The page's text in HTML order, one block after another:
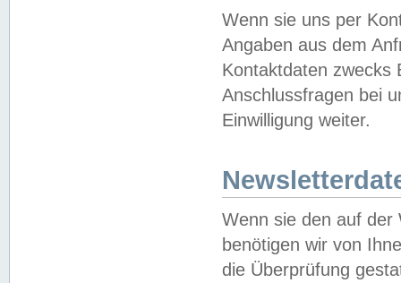
Wenn sie uns per
Angaben aus dem
Kontaktdaten zwecks
Anschlussfragen bei
Einwilligung weiter.
Wenn sie den auf der
benötigen wir von
die Überprüfung